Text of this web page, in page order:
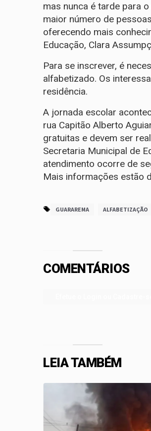
mas nunca é tarde para
maior número de
oferecendo mais
Educação, Clara
Para se inscrever, é
alfabetizado. Os
residência.
A jornada escolar
rua Capitão Alberto
gratuitas e devem ser
Secretaria Municipal de
atendimento ocorre de
Mais informações estão
GUARAREMA ALFABETIZAÇÃO
COMENTÁRIOS
LEIA TAMBÉM